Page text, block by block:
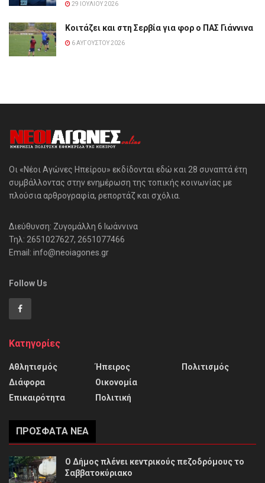
29 ΙΟΥΛΊΟΥ 2026
Κοιτάζει και στη Σερβία για φορ ο ΠΑΣ Γιάννινα
6 ΑΥΓΟΎΣΤΟΥ 2026
Οι «Νέοι Αγώνες Ηπείρου» εκδίδονται εδώ και 28 συναπτά έτη
συμβάλλοντας στην ενημέρωση της τοπικής κοινωνίας με
πλούσια αρθρογραφία, ρεπορτάζ και σχόλια.
Διεύθυνση: Ζυγομάλλη 6 Ιωάννινα
Τηλ: 2651027627, 2651077466
Email: info@neoiagones.gr
Follow Us
Κατηγορίες
Αθλητισμός
Διάφορα
Επικαιρότητα
Ήπειρος
Οικονομία
Πολιτική
Πολιτισμός
ΠΡΌΣΦΑΤΑ ΝΈΑ
Ο Δήμος πλένει κεντρικούς πεζοδρόμους το
Σαββατοκύριακο